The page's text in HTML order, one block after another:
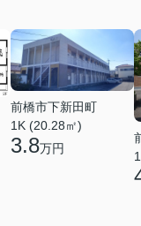
前橋市下新田町
1K (20.28㎡)
3.8万円